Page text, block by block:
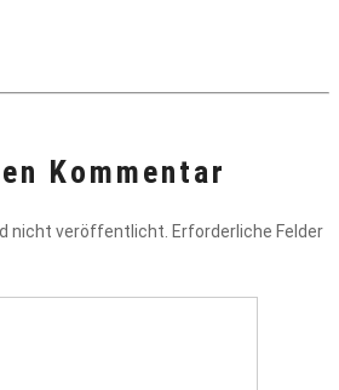
Kommentar
nicht veröffentlicht. Erforderliche Felder